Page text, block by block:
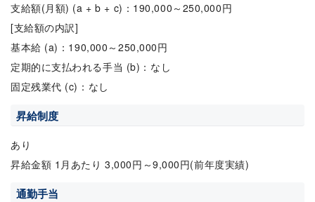
支給額(月額) (a + b + c)：190,000～250,000円
[支給額の内訳]
基本給 (a)：190,000～250,000円
定期的に支払われる手当 (b)：なし
固定残業代 (c)：なし
昇給制度
あり
昇給金額 1月あたり 3,000円～9,000円(前年度実績)
通勤手当